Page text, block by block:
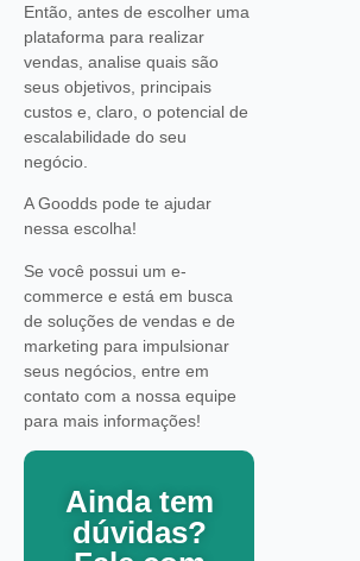
Então, antes de escolher uma
plataforma para realizar
vendas, analise quais são
seus objetivos, principais
custos e, claro, o potencial de
escalabilidade do seu
negócio.
A Goodds pode te ajudar
nessa escolha!
Se você possui um e-
commerce e está em busca
de soluções de vendas e de
marketing para impulsionar
seus negócios, entre em
contato com a nossa equipe
para mais informações!
Ainda tem
dúvidas?